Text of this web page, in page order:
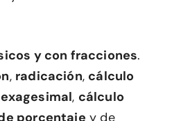
y con fracciones.
, radicación, cálculo
, cálculo
porcentaje y de